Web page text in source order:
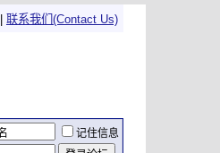
联系我们(Contact Us)
记住信息